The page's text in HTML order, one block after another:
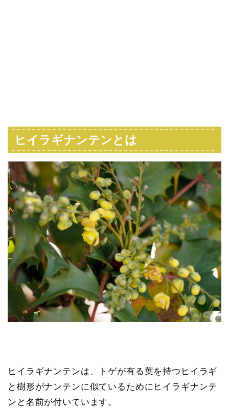
ヒイラギナンテンとは
ヒイラギナンテンは、トゲが有る葉を持つヒイラギ
と樹形がナンテンに似ているためにヒイラギナンテ
ンと名前が付いています。